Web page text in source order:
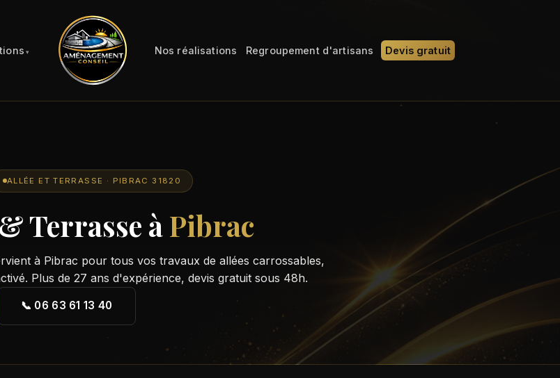
Nos réalisations Regroupement d'artisans Devis gratuit
ALLÉE ET TERRASSE · PIBRAC 31820
Terrasse àPibrac
à Pibrac pour tous vos travaux de allées carrossables,
Plus de 27 ans d'expérience, devis gratuit sous 48h.
📞 06 63 61 13 40